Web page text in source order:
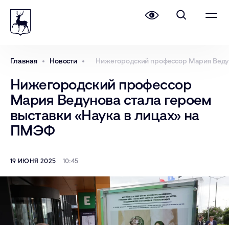
Главная Новости Нижегородский профессор Мария
Нижегородский профессор
Мария Ведунова стала героем
выставки «Наука в лицах» на
ПМЭФ
19 ИЮНЯ 2025 10:45